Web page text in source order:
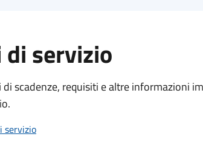
servizio
scadenze, requisiti e altre informazioni
servizio